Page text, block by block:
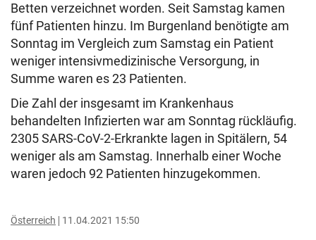
Betten verzeichnet worden. Seit Samstag kamen
fünf Patienten hinzu. Im Burgenland benötigte am
Sonntag im Vergleich zum Samstag ein Patient
weniger intensivmedizinische Versorgung, in
Summe waren es 23 Patienten.
Die Zahl der insgesamt im Krankenhaus
behandelten Infizierten war am Sonntag rückläufig.
2305 SARS-CoV-2-Erkrankte lagen in Spitälern, 54
weniger als am Samstag. Innerhalb einer Woche
waren jedoch 92 Patienten hinzugekommen.
Österreich 11.04.2021 15:50